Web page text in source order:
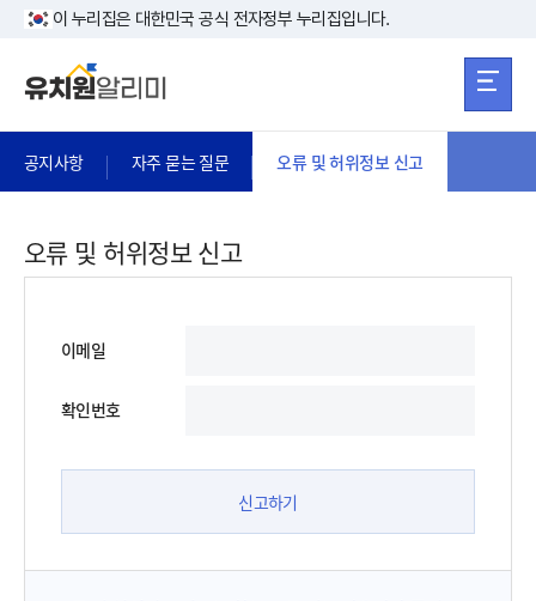
본문 바로가기
이 누리집은 대한민국 공식 전자정부 누리집입니다.
공지사항 자주 묻는 질문 오류 및 허위정보 신고
오류 및 허위정보 신고
이메일
확인번호
신고하기